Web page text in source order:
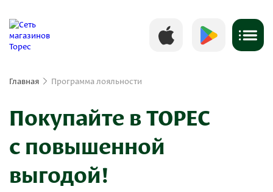
Главная Программа лояльности
Покупайте в ТОРЕС
с повышенной
выгодой!